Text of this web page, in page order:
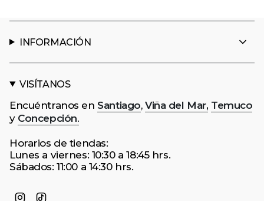
INFORMACIÓN
VISÍTANOS
Encuéntranos en Santiago, Viña del Mar, Temuco
y Concepción.
Horarios de tiendas:
Lunes a viernes: 10:30 a 18:45 hrs.
Sábados: 11:00 a 14:30 hrs.
Instagram